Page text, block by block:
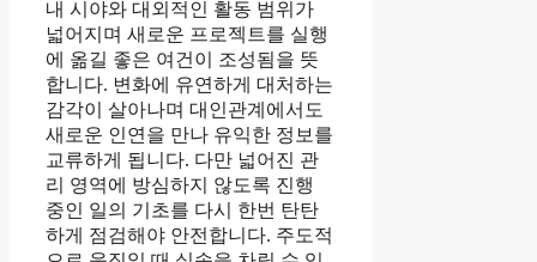
내 시야와 대외적인 활동 범위가
넓어지며 새로운 프로젝트를 실행
에 옮길 좋은 여건이 조성됨을 뜻
합니다. 변화에 유연하게 대처하는
감각이 살아나며 대인관계에서도
새로운 인연을 만나 유익한 정보를
교류하게 됩니다. 다만 넓어진 관
리 영역에 방심하지 않도록 진행
중인 일의 기초를 다시 한번 탄탄
하게 점검해야 안전합니다. 주도적